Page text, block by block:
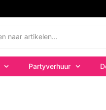
Partyverhuur